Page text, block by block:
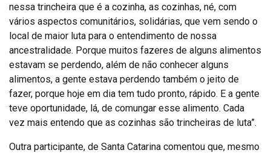
nessa trincheira que é a cozinha, as cozinhas, né, com
vários aspectos comunitários, solidárias, que vem sendo o
local de maior luta para o entendimento de nossa
ancestralidade. Porque muitos fazeres de alguns alimentos
estavam se perdendo, além de não conhecer alguns
alimentos, a gente estava perdendo também o jeito de
fazer, porque hoje em dia tem tudo pronto, rápido. E a gente
teve oportunidade, lá, de comungar esse alimento. Cada
vez mais entendo que as cozinhas são trincheiras de luta”.
Outra participante, de Santa Catarina comentou que, mesmo